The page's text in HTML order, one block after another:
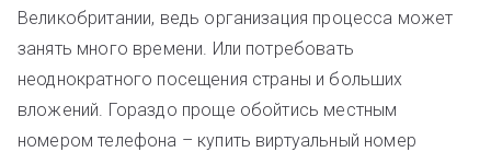
Великобритании, ведь организация процесса может
занять много времени. Или потребовать
неоднократного посещения страны и больших
вложений. Гораздо проще обойтись местным
номером телефона – купить виртуальный номер